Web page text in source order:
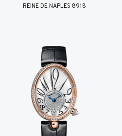
REINE DE NAPLES 8918